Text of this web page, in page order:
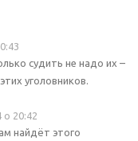
судить не надо их –
уголовников.
о 20:42
найдёт этого